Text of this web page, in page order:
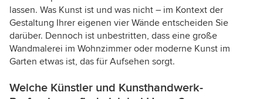
lassen. Was Kunst ist und was nicht – im Kontext der
Gestaltung Ihrer eigenen vier Wände entscheiden Sie
darüber. Dennoch ist unbestritten, dass eine große
Wandmalerei im Wohnzimmer oder moderne Kunst im
Garten etwas ist, das für Aufsehen sorgt.
Welche Künstler und Kunsthandwerk-